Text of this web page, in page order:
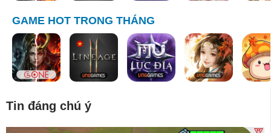
GAME HOT TRONG THÁNG
Tin đáng chú ý